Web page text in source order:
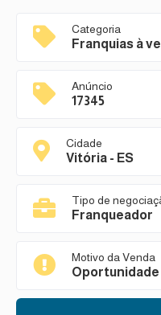
Categoria
Franquias à
Anúncio
17345
Cidade
Vitória - ES
Tipo de
Franqueador
Motivo da Venda
Oportunidade